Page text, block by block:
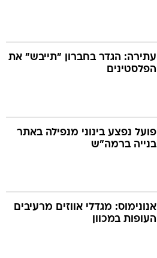
עתירה: הגדר בחברון "תייבש" את
הפלסטינים
פועל נפצע בינוני מנפילה באתר
בנייה ברמה"ש
אנונימוס: מגדלי אווזים מרעיבים
העופות במכוון